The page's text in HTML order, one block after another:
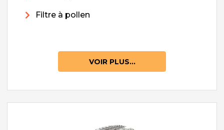
Filtre à pollen
VOIR PLUS...